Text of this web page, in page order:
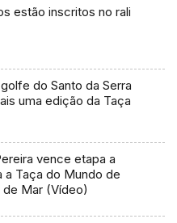
estão inscritos no rali
do Santo da Serra
uma edição da Taça
vence etapa a
a Taça do Mundo de
de Mar (Vídeo)